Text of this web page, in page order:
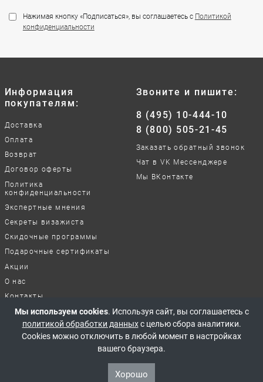
Нажимая кнопку «Подписаться», вы соглашаетесь с Политикой
конфиденциальности
Информация
покупателям:
Доставка
Оплата
Возврат
Договор оферты
Политика
конфиденциальности
Экспертные мнения
Секреты визажиста
Скидочные программы
Подарочные сертификаты
Акции
О нас
Контакты
Отзывы о нашей работе
Звоните и пишите:
8 (495) 10-444-10
8 (800) 505-21-45
Заказать обратный звонок
Чат в VK Мессенджере
Мы ВКонтакте
© 2017-2026 Все права защищены
Мы используем cookies. Используя сайт, вы соглашаетесь с
политикой обработки данныхс целью сбора аналитики.
Cookies можно отключить в любой момент в настройках
вашего браузера.
Хорошо